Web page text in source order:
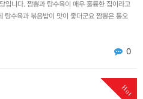
입니다. 짬뽕과 탕수육이 매우 훌륭한 집이라고
탕수육과 볶음밥이 맛이 좋더군요 짬뽕은 통오
0
Hot